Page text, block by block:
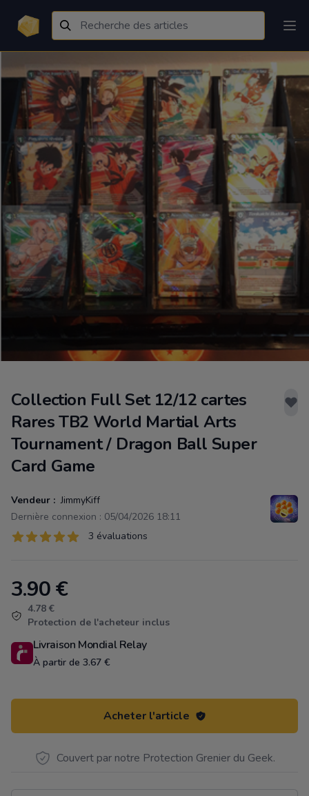
Collection Full Set 12/12 cartes
Rares TB2 World Martial Arts
Tournament / Dragon Ball Super
Card Game
Vendeur : JimmyKiff
Dernière connexion : 05/04/2026 18:11
Évaluations
3 sur 5 étoiles 3 évaluations
Product information
3.90€
4.78 €
Protection de l'acheteur inclus
Livraison Mondial Relay
À partir de 3.67 €
Acheter l'article
Couvert par notre Protection Grenier du Geek.